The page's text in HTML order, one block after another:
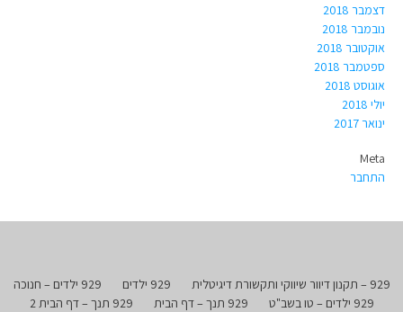
דצמבר 2018
נובמבר 2018
אוקטובר 2018
ספטמבר 2018
אוגוסט 2018
יולי 2018
ינואר 2017
Meta
התחבר
929 – תקנון דיוור שיווקי ותקשורת דיגיטלית 929 ילדים
929 ילדים – חנוכה
929 ילדים – טו בשב"ט
929 תנך – דף הבית
929 תנך – דף הבית 2